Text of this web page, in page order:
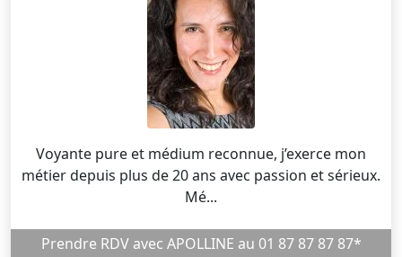
Voyante pure et médium reconnue, j’exerce mon
métier depuis plus de 20 ans avec passion et sérieux.
Mé...
Prendre RDV avec APOLLINE au 01 87 87 87 87*